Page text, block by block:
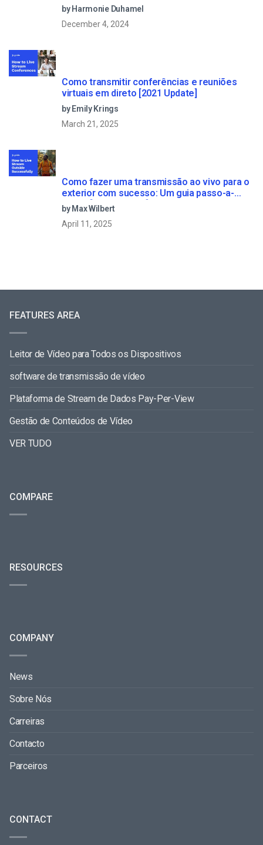
by Harmonie Duhamel
December 4, 2024
Como transmitir conferências e reuniões
virtuais em direto [2021 Update]
by Emily Krings
March 21, 2025
Como fazer uma transmissão ao vivo para o
exterior com sucesso: Um guia passo-a-
passo [2021 Update]
by Max Wilbert
April 11, 2025
FEATURES AREA
Leitor de Vídeo para Todos os Dispositivos
software de transmissão de vídeo
Plataforma de Stream de Dados Pay-Per-View
Gestão de Conteúdos de Vídeo
VER TUDO
COMPARE
RESOURCES
COMPANY
News
Sobre Nós
Carreiras
Contacto
Parceiros
CONTACT